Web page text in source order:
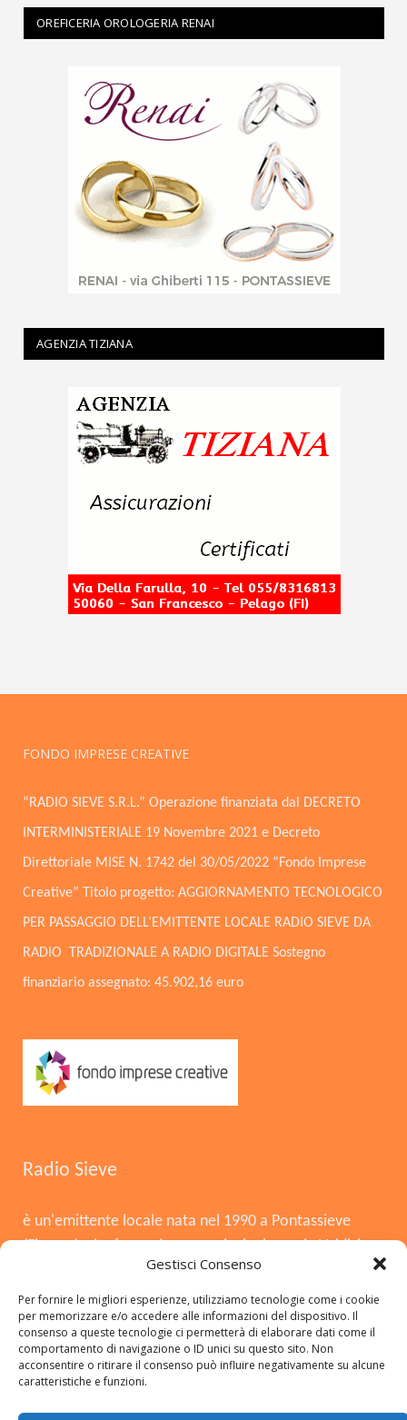
Gestisci Consenso
Per fornire le migliori esperienze, utilizziamo tecnologie come i cookie
per memorizzare e/o accedere alle informazioni del dispositivo. Il
consenso a queste tecnologie ci permetterà di elaborare dati come il
comportamento di navigazione o ID unici su questo sito. Non
acconsentire o ritirare il consenso può influire negativamente su alcune
caratteristiche e funzioni.
OREFICERIA OROLOGERIA RENAI
AGENZIA TIZIANA
FONDO IMPRESE CREATIVE
“RADIO SIEVE S.R.L.” Operazione finanziata dal DECRETO
INTERMINISTERIALE 19 Novembre 2021 e Decreto
Direttoriale MISE N. 1742 del 30/05/2022 “Fondo Imprese
Creative” Titolo progetto: AGGIORNAMENTO TECNOLOGICO
PER PASSAGGIO DELL’EMITTENTE LOCALE RADIO SIEVE DA
RADIO TRADIZIONALE A RADIO DIGITALE Sostegno
finanziario assegnato: 45.902,16 euro
Radio Sieve
è un'emittente locale nata nel 1990 a Pontassieve
(Firenze), che funge da voce principale per la Valdisieve
e il Mugello. Dopo la chiusura nel 2008, è tornata in
onda il 3 agosto 2015, offrendo musica, notizie locali,
cronaca e approfondimenti. Si distingue per essere
una radio del territorio, con una forte presenza in FM,
DAB+ e sui social.